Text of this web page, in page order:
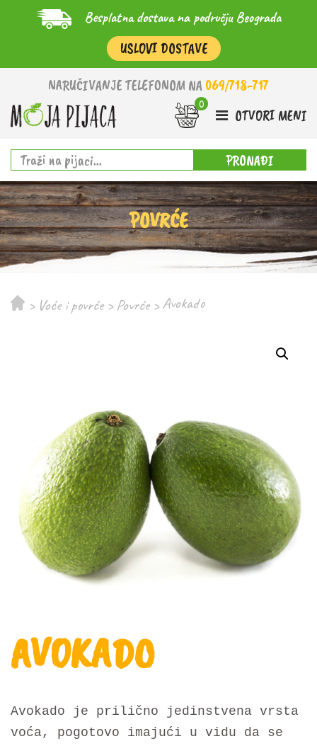
Besplatna dostava na području Beograda
USLOVI DOSTAVE
NARUČIVANJE TELEFONOM NA 069/718-717
OTVORI MENI
PRONAĐI
POVRĆE
> Voće i povrće > Povrće >Avokado
AVOKADO
Avokado je prilično jedinstvena vrsta
voća, pogotovo imajući u vidu da se